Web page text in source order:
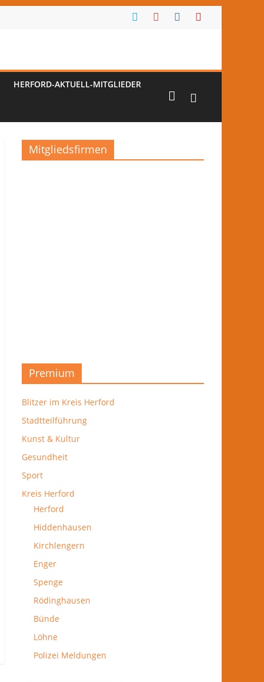
HERFORD-AKTUELL-MITGLIEDER
Mitgliedsfirmen
Premium
Blitzer im Kreis Herford
Stadtteilführung
Kunst & Kultur
Gesundheit
Sport
Kreis Herford
Herford
Hiddenhausen
Kirchlengern
Enger
Spenge
Rödinghausen
Bünde
Löhne
Polizei Meldungen